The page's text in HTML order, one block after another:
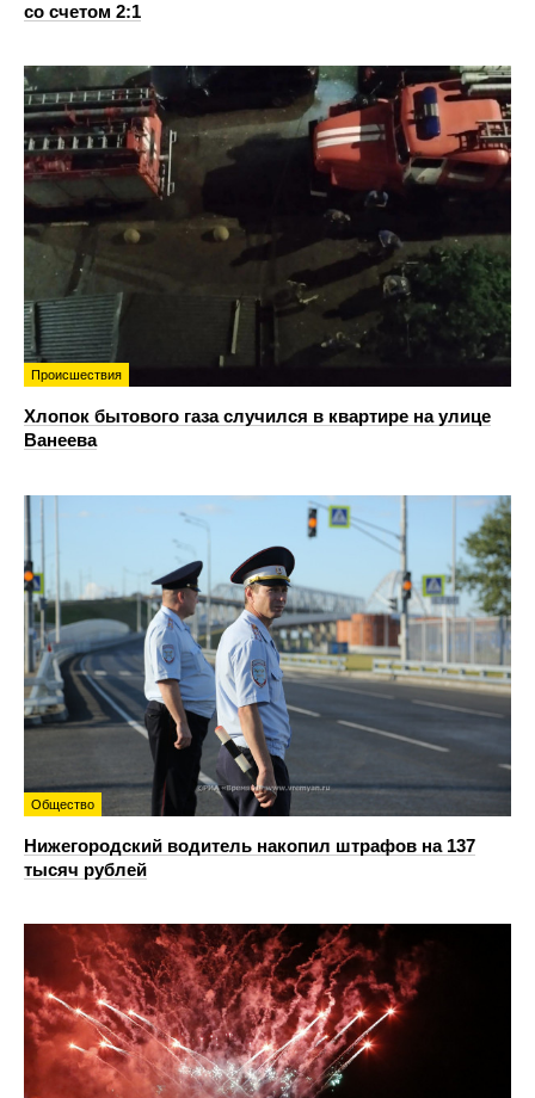
со счетом 2:1
Происшествия
Хлопок бытового газа случился в квартире на улице
Ванеева
Общество
Нижегородский водитель накопил штрафов на 137
тысяч рублей